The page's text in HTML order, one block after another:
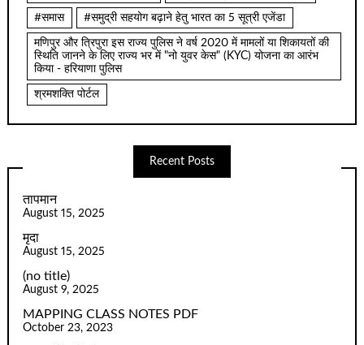
#समास #समुद्री सहयोग बढ़ाने हेतु भारत का 5 सूत्री एजेंडा
मणिपुर और त्रिपुरा इस राज्य पुलिस ने वर्ष 2020 में मामलों या शिकायतों की
स्थिति जानने के लिए राज्य भर में "नो युवर केस" (KYC) योजना का आरंभ
किया - हरियाणा पुलिस
श्रमशक्ति पोर्टल
Recent Posts
तापमान
August 15, 2025
मृदा
August 15, 2025
(no title)
August 9, 2025
MAPPING CLASS NOTES PDF
October 23, 2023